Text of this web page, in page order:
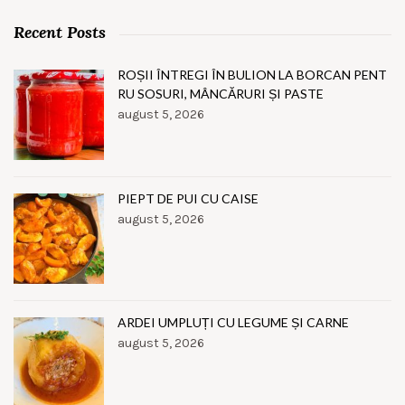
Recent Posts
ROȘII ÎNTREGI ÎN BULION LA BORCAN PENT
RU SOSURI, MÂNCĂRURI ȘI PASTE
august 5, 2026
PIEPT DE PUI CU CAISE
august 5, 2026
ARDEI UMPLUȚI CU LEGUME ȘI CARNE
august 5, 2026